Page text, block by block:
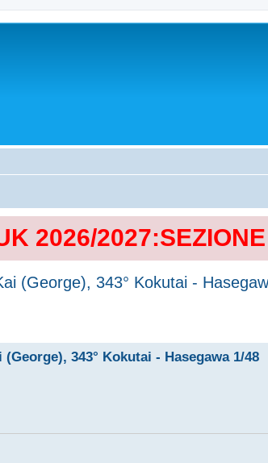
2026/
(George), 343° Kokutai -
343° Kokutai - Hasegawa 1/48